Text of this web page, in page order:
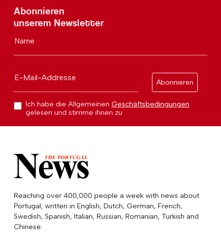
Abonnieren
unserem Newsletter
Name
E-Mail-Addresse
Abonnieren
Ich habe die Allgemeinen Geschäftsbedingungen
gelesen und stimme ihnen zu
Reaching over 400,000 people a week with news about
Portugal, written in English, Dutch, German, French,
Swedish, Spanish, Italian, Russian, Romanian, Turkish and
Chinese.